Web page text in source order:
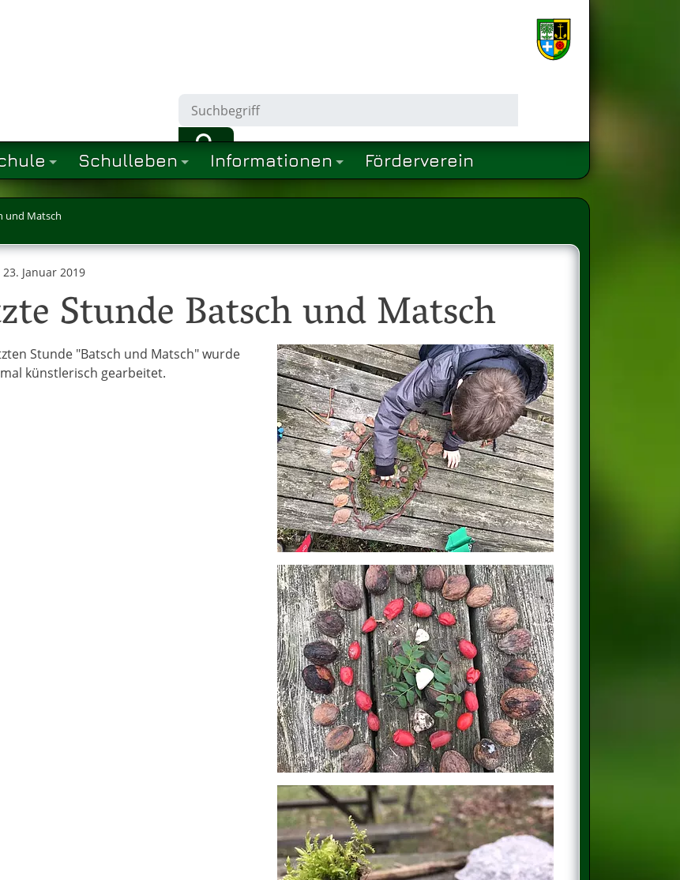
Schulleben Informationen Förderverein
und Matsch
Januar 2019
Stunde Batsch und Matsch
Stunde "Batsch und Matsch" wurde
künstlerisch gearbeitet.